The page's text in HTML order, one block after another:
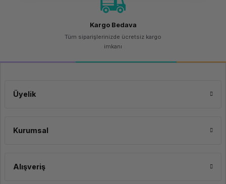
Kargo Bedava
Tüm siparişlerinizde ücretsiz kargo
imkanı
Üyelik
Kurumsal
Alışveriş